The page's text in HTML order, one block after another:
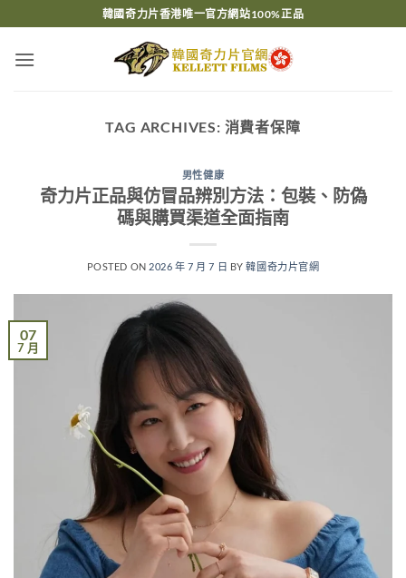
to
content
韓國奇力片香港唯一官方網站100%正品
TAG ARCHIVES: 消費者保障
男性健康
奇力片正品與仿冒品辨別方法：包裝、防偽
碼與購買渠道全面指南
POSTED ON 2026 年 7 月 7 日 BY韓國奇力片官網
07
7 月